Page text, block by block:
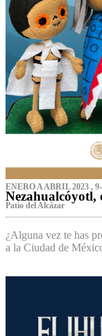
ENERO A ABRIL 2023 ,
Nezahualcóyotl,
Patio del Alcázar
¿Alguna vez te has
a la Ciudad de